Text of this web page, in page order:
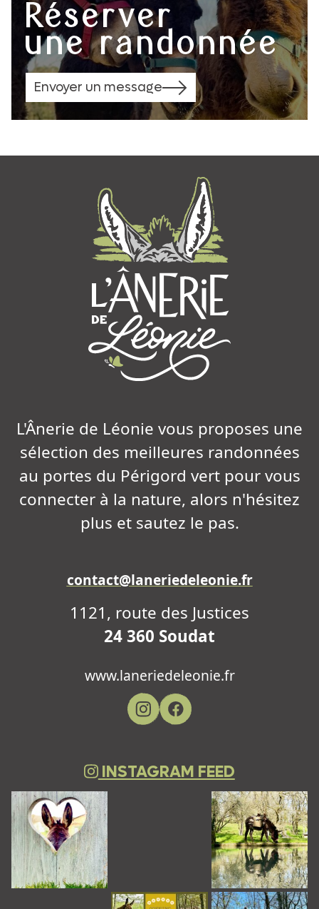
Réserver
une randonnée
Envoyer un message
L'Ânerie de Léonie vous proposes une
sélection des meilleures randonnées
au portes du Périgord vert pour vous
connecter à la nature, alors n'hésitez
plus et sautez le pas.
contact@laneriedeleonie.fr
1121, route des Justices
24 360 Soudat
www.laneriedeleonie.fr
INSTAGRAM FEED